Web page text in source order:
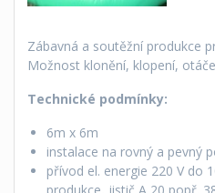
Zábavná a soutěžní produkce
Možnost klonění, klopení,
Technické podmínky:
6m x 6m
instalace na rovný a pevný
přívod el. energie 220 V do